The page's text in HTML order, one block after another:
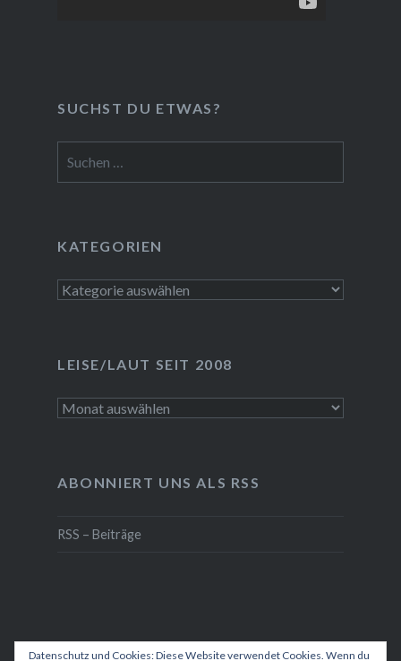
SUCHST DU ETWAS?
nach:
KATEGORIEN
Kategorien
LEISE/LAUT SEIT 2008
LEISE/laut
ABONNIERT UNS ALS RSS
RSS – Beiträge
Datenschutz und Cookies: Diese Website verwendet Cookies. Wenn du